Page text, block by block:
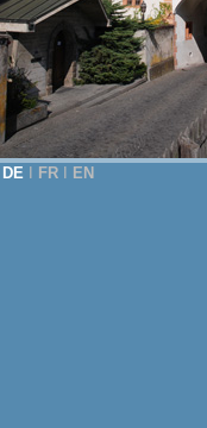
DE FR EN